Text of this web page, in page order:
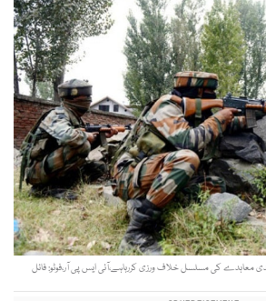
معاہدے کی مسلسل خلاف ورزی کررہاہے،آئی ایس پی آر،فوٹو: فائل